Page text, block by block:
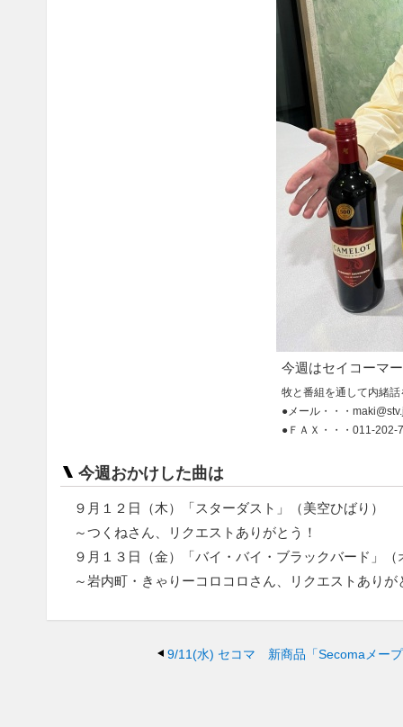
今週はセイコーマ
牧と番組を通して内緒
●メール・・・
●ＦＡＸ・・・011-202-
今週おかけした曲は
９月１２日（木）「スターダスト」（美空ひばり）
～つくねさん、リクエストありがとう！
９月１３日（金）「バイ・バイ・ブラックバード」
～岩内町・きゃりーコロコロさん、リクエストありが
9/11(水) セコマ 新商品「Secomaメー